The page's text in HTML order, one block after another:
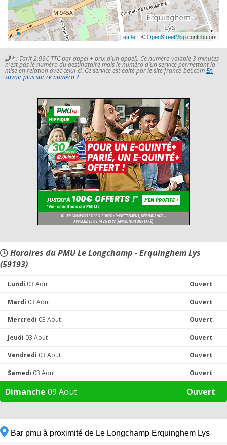
Leaflet | ©OpenStreetMapcontributors
* : Tarif 2,99€ TTC par appel + prix d'un appel). Ce numéro valable 3 minutes
n'est pas le numéro du destinataire mais le numéro d'un service permettant la
mise en relation avec celui-ci. Ce service est édité par le site france-bet.comEn
savoir plus sur ce numéro ?
Horaires du PMU Le Longchamp - Erquinghem Lys
(59193)
Lundi 03 Aout Ouvert
Mardi 03 Aout Ouvert
Mercredi 03 Aout Ouvert
Jeudi 03 Aout Ouvert
Vendredi 03 Aout Ouvert
Samedi 03 Aout Ouvert
Dimanche 09 Aout Ouvert
Bar pmu à proximité de Le Longchamp Erquinghem Lys